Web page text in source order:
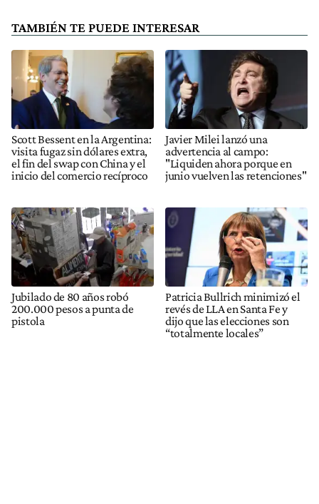
TAMBIÉN TE PUEDE INTERESAR
Scott Bessent en la Argentina:
visita fugaz sin dólares extra,
el fin del swap con China y el
inicio del comercio recíproco
Javier Milei lanzó una
advertencia al campo:
"Liquiden ahora porque en
junio vuelven las retenciones"
Jubilado de 80 años robó
200.000 pesos a punta de
pistola
Patricia Bullrich minimizó el
revés de LLA en Santa Fe y
dijo que las elecciones son
“totalmente locales”